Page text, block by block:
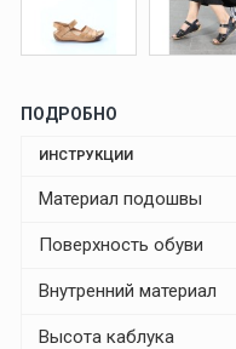
ПОДРОБНО
ИНСТРУКЦИИ
Материал подошвы
Поверхность обуви
Внутренний материал
Высота каблука